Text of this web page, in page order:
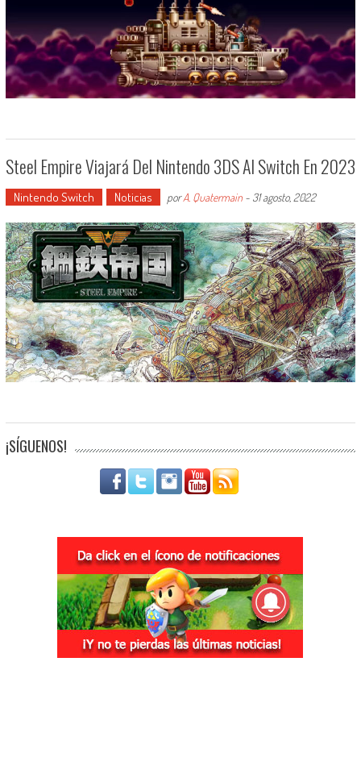
Steel Empire Viajará Del Nintendo 3DS Al Switch En 2023
Nintendo Switch Noticias porA. Quatermain- 31 agosto, 2022
¡SÍGUENOS!